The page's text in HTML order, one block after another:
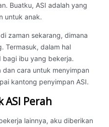
Buatku, ASI adalah yang
untuk anak.
zaman sekarang, dimana
Termasuk, dalam hal
bagi ibu yang bekerja.
cara untuk menyimpan
kantong penyimpan ASI.
Perah
lainnya, aku diberikan